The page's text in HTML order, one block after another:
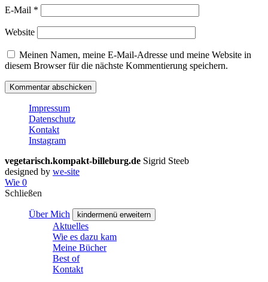
E-Mail *
Website
Meinen Namen, meine E-Mail-Adresse und meine Website in
diesem Browser für die nächste Kommentierung speichern.
Impressum
Datenschutz
Kontakt
Instagram
vegetarisch.kompakt-billeburg.de Sigrid Steeb
designed by we-site
Wie 0
Schließen
Über Mich kindermenü erweitern
Aktuelles
Wie es dazu kam
Meine Bücher
Best of
Kontakt